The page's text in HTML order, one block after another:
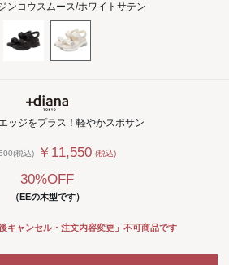
ンコウスムース/ホワイトサテン
ッジをプラス！軽やかスポサン
税込) ￥11,550 (税込)
30%OFF
（EEの木型です）
キャンセル・注文内容変更」不可商品です